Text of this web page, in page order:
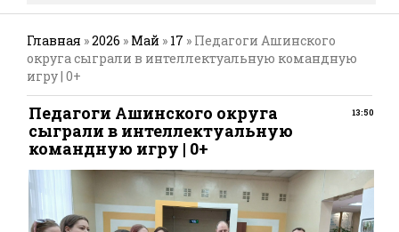
Главная »2026 » Май » 17 » Педагоги Ашинского
округа сыграли в интеллектуальную командную
игру | 0+
13:50
Педагоги Ашинского округа
сыграли в интеллектуальную
командную игру | 0+